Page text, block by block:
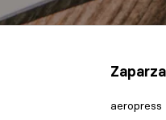
aeropress